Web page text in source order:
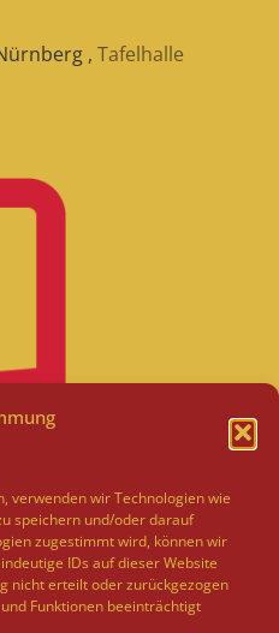
verwenden wir Technologien wie
speichern und/oder darauf
zugestimmt wird, können wir
IDs auf dieser Website
nicht erteilt oder zurückgezogen
Funktionen beeinträchtigt
, Tafelhalle